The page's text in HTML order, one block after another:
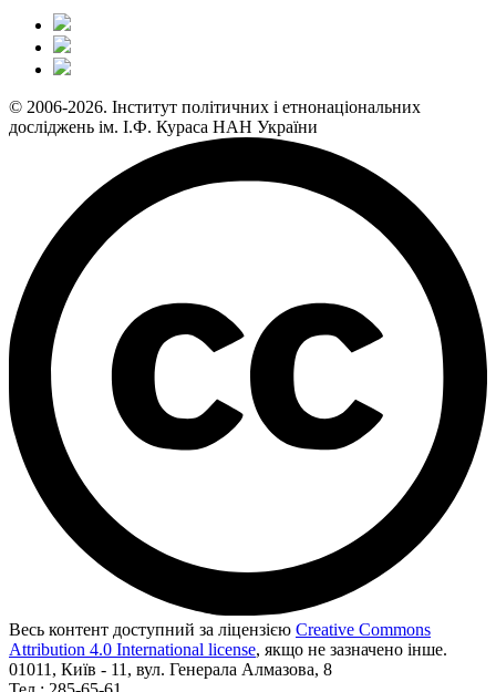
© 2006-2026. Інститут політичних і етнонаціональних
досліджень ім. І.Ф. Кураса НАН України
Весь контент доступний за ліцензією Creative Commons
Attribution 4.0 International license, якщо не зазначено інше.
01011, Київ - 11, вул. Генерала Алмазова, 8